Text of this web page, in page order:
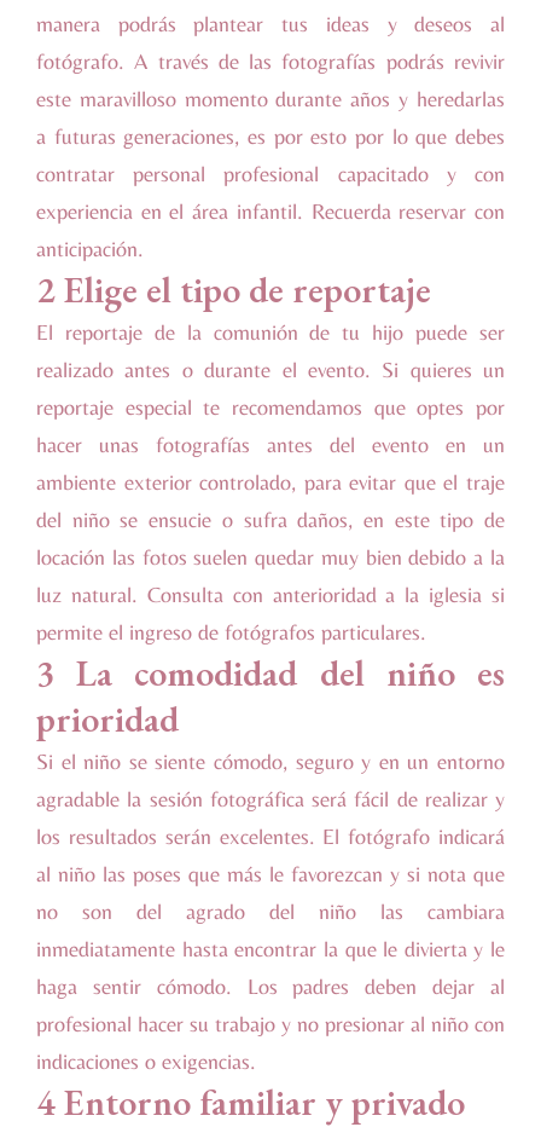
manera podrás plantear tus ideas y deseos al
fotógrafo. A través de las fotografías podrás revivir
este maravilloso momento durante años y heredarlas
a futuras generaciones, es por esto por lo que debes
contratar personal profesional capacitado y con
experiencia en el área infantil. Recuerda reservar con
anticipación.
2 Elige el tipo de reportaje
El reportaje de la comunión de tu hijo puede ser
realizado antes o durante el evento. Si quieres un
reportaje especial te recomendamos que optes por
hacer unas fotografías antes del evento en un
ambiente exterior controlado, para evitar que el traje
del niño se ensucie o sufra daños, en este tipo de
locación las fotos suelen quedar muy bien debido a la
luz natural. Consulta con anterioridad a la iglesia si
permite el ingreso de fotógrafos particulares.
3 La comodidad del niño es
prioridad
Si el niño se siente cómodo, seguro y en un entorno
agradable la sesión fotográfica será fácil de realizar y
los resultados serán excelentes. El fotógrafo indicará
al niño las poses que más le favorezcan y si nota que
no son del agrado del niño las cambiara
inmediatamente hasta encontrar la que le divierta y le
haga sentir cómodo. Los padres deben dejar al
profesional hacer su trabajo y no presionar al niño con
indicaciones o exigencias.
4 Entorno familiar y privado